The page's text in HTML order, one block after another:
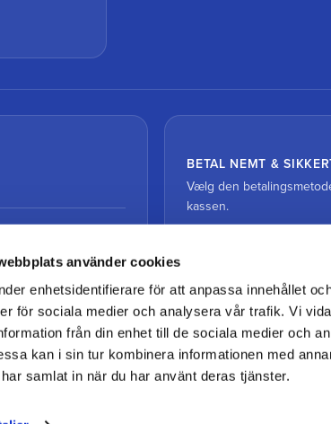
använder cookies
enhetsidentifierare för att anpassa innehållet
för sociala medier och analysera vår trafik. Vi
från din enhet till de sociala medier och
kan i sin tur kombinera informationen med
samlat in när du har använt deras tjänster.
BETAL NEMT &
Vælg den
kassen.